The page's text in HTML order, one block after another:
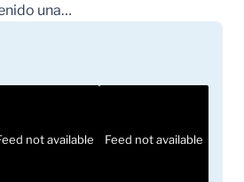
una…
not available Feed not available